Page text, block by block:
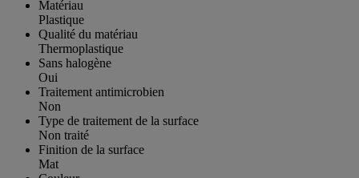
Matériau
Plastique
Qualité du matériau
Thermoplastique
Sans halogène
Oui
Traitement antimicrobien
Non
Type de traitement de la surface
Non traité
Finition de la surface
Mat